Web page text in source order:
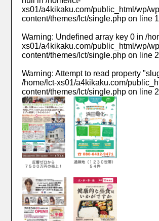
xs01/a4kikaku.com/public_html/wp/
content/themes/lct/single.php on line
Warning: Undefined array key 0 in/
xs01/a4kikaku.com/public_html/wp/
content/themes/lct/single.php on line
Warning: Attempt to read property
/home/lct-xs01/a4kikaku.com/
content/themes/lct/single.php on line